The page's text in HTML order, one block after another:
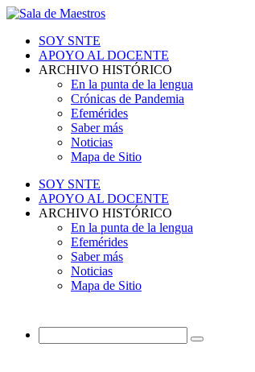
SOY SNTE
APOYO AL DOCENTE
ARCHIVO HISTÓRICO
En la punta de la lengua
Crónicas de Pandemia
Efemérides
Saber más
Noticias
Mapa de Sitio
SOY SNTE
APOYO AL DOCENTE
ARCHIVO HISTÓRICO
En la punta de la lengua
Efemérides
Saber más
Noticias
Mapa de Sitio